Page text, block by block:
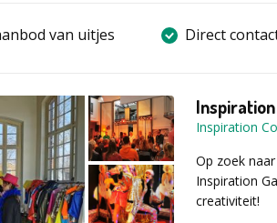
van uitjes Direct
Inspiration
Op zoek
Inspiration
creativiteit!